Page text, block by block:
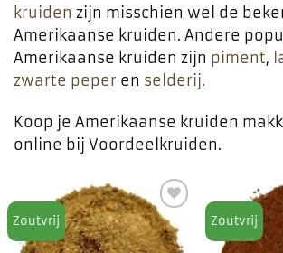
kruiden zijn misschien wel de
Amerikaanse kruiden. Andere
Amerikaanse kruiden zijn piment,
zwarte peper en selderij.
Koop je Amerikaanse kruiden
online bij Voordeelkruiden.
Zoutvrij
Toevoegen
aan
favorieten
Zoutvrij